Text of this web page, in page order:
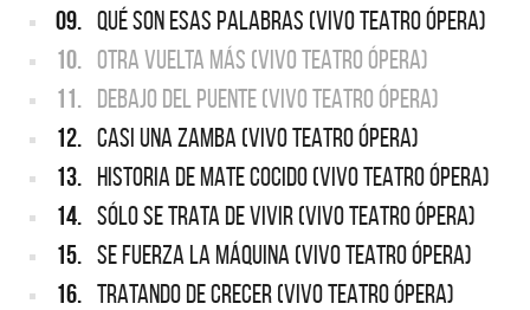
09. QUÉ SON ESAS PALABRAS (VIVO TEATRO ÓPERA)
10. OTRA VUELTA MÁS (VIVO TEATRO ÓPERA)
11. DEBAJO DEL PUENTE (VIVO TEATRO ÓPERA)
12. CASI UNA ZAMBA (VIVO TEATRO ÓPERA)
13. HISTORIA DE MATE COCIDO (VIVO TEATRO ÓPERA)
14. SÓLO SE TRATA DE VIVIR (VIVO TEATRO ÓPERA)
15. SE FUERZA LA MÁQUINA (VIVO TEATRO ÓPERA)
16. TRATANDO DE CRECER (VIVO TEATRO ÓPERA)